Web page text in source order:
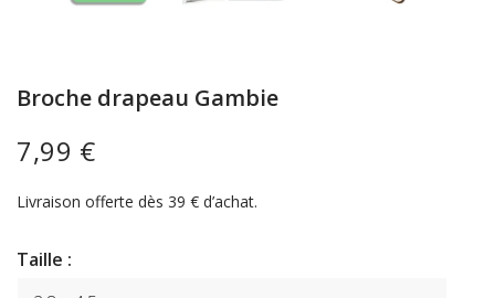
7,99 €
Broche drapeau Gambie
Livraison offerte dès 39 € d’achat.
Taille :